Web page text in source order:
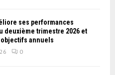
ses performances
deuxième trimestre 2026 et
annuels
0